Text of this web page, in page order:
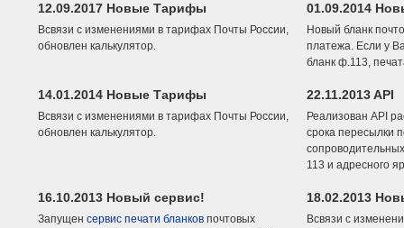
12.09.2017 Новые Тарифы
Всвязи с изменениями в тарифах Почты России,
обновлен калькулятор.
01.09.2014
Новый бланк
платежа. Если у
бланк ф.113,
14.01.2014 Новые Тарифы
Всвязи с изменениями в тарифах Почты России,
обновлен калькулятор.
22.11.2013 API
Реализован API
срока пересылки
113 и адресного
16.10.2013 Новый сервис!
Запущен сервис печати бланков почтовых
18.02.2013
Всвязи с